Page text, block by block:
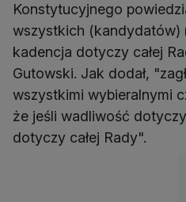
Konstytucyjnego
wszystkich (kandydatów)
kadencja dotyczy całej
Gutowski. Jak dodał,
wszystkimi wybieralnymi
że jeśli wadliwość
dotyczy całej Rady".